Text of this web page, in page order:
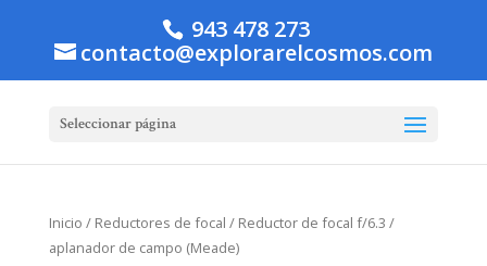
943 478 273
contacto@explorarelcosmos.com
Seleccionar página
Inicio / Reductores de focal / Reductor de focal f/6.3 /
aplanador de campo (Meade)